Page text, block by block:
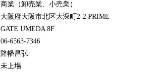
商業（卸売業、小売業）
大阪府大阪市北区大深町2-2 PRIME
GATE UMEDA 8F
06-6563-7346
降幡昌弘
未上場